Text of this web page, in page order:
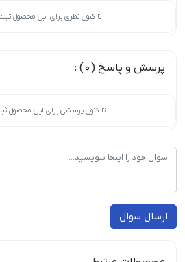
تا کنون نظری برای این محصول
پرسش و پاسخ (0) :
تا کنون پرسشی برای این محصول
ارسال سوال